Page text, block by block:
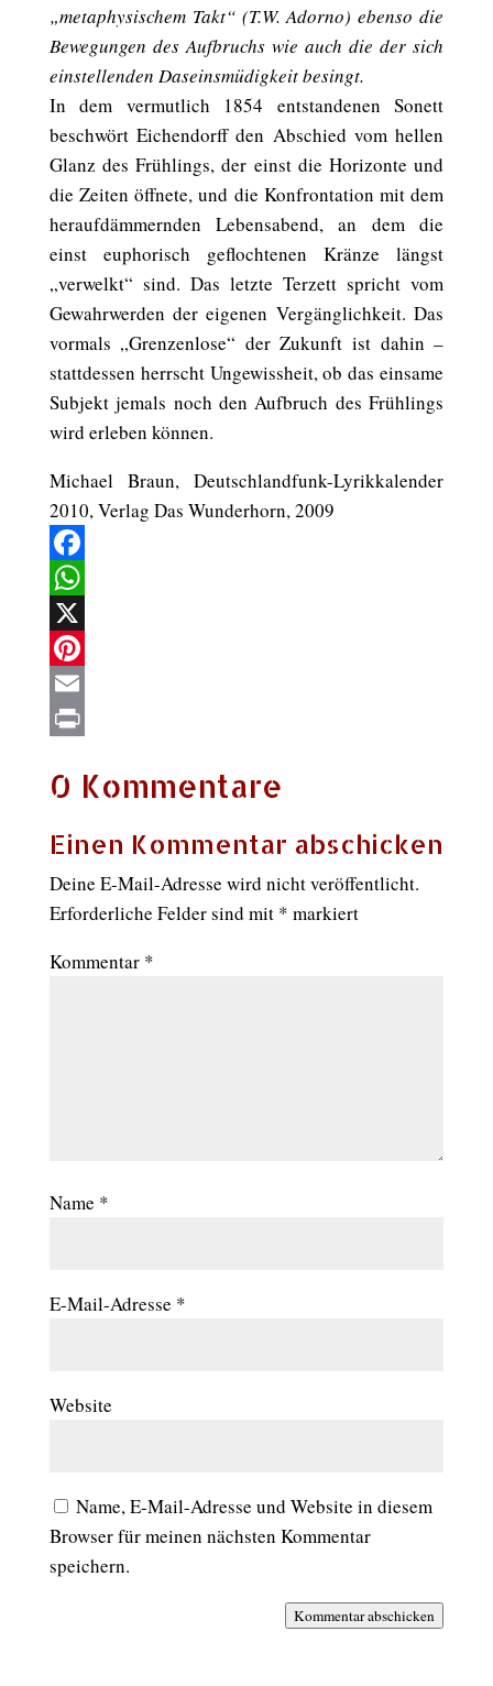
„metaphysischem Takt“ (T.W. Adorno) ebenso die
Bewegungen des Aufbruchs wie auch die der sich
einstellenden Daseinsmüdigkeit besingt.
In dem vermutlich 1854 entstandenen Sonett
beschwört Eichendorff den Abschied vom hellen
Glanz des Frühlings, der einst die Horizonte und
die Zeiten öffnete, und die Konfrontation mit dem
heraufdämmernden Lebensabend, an dem die
einst euphorisch geflochtenen Kränze längst
„verwelkt“ sind. Das letzte Terzett spricht vom
Gewahrwerden der eigenen Vergänglichkeit. Das
vormals „Grenzenlose“ der Zukunft ist dahin –
stattdessen herrscht Ungewissheit, ob das einsame
Subjekt jemals noch den Aufbruch des Frühlings
wird erleben können.
Michael Braun, Deutschlandfunk-Lyrikkalender
2010, Verlag Das Wunderhorn, 2009
Facebook
WhatsApp
X
Pinterest
Email
0 Kommentare
Einen Kommentar abschicken
Deine E-Mail-Adresse wird nicht veröffentlicht.
Erforderliche Felder sind mit * markiert
Kommentar *
Name *
E-Mail-Adresse *
Website
Name, E-Mail-Adresse und Website in diesem
Browser für meinen nächsten Kommentar
speichern.
Kommentar abschicken